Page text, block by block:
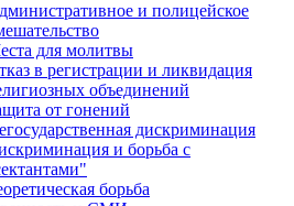
и полицейское
для молитвы
в регистрации и ликвидация
объединений
от гонений
дискриминация
и борьба с
борьба